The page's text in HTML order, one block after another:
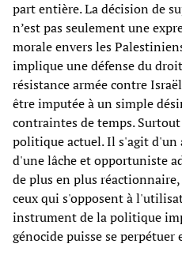
part entière. La décision de
n’est pas seulement une
morale envers les
implique une défense du
résistance armée contre
être imputée à un simple
contraintes de temps.
politique actuel. Il s'agit d'un
d'une lâche et opportuniste
de plus en plus
ceux qui s'opposent à
instrument de la politique
génocide puisse se